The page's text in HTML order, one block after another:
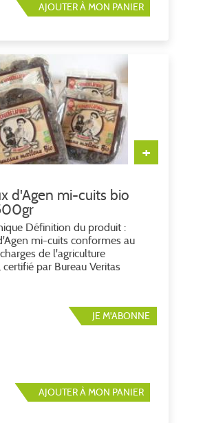
AJOUTER À MON PANIER
+
d'Agen mi-cuits bio
Définition du produit :
mi-cuits conformes au
de l'agriculture
par Bureau Veritas
moelleux, non
Pasteurisés, sans
Taux d'humidité : 35 %
33/44 (nombre de fruits
22°) Après ouverture du
à deux semaines à
JE M'ABONNE
AJOUTER À MON PANIER